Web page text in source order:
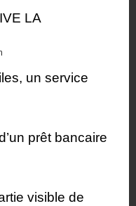
LA
un service
prêt bancaire
visible de